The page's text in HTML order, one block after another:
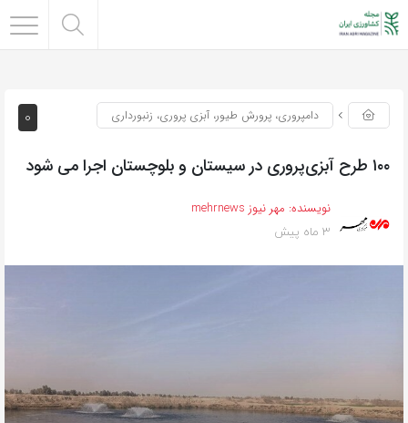
0 دامپروری، پرورش طیور، آبزی پروری، زنبورداری
۱۰۰ طرح آبزی‌پروری در سیستان‌ و بلوچستان اجرا می شود
نویسنده: مهر نیوز mehrnews
3 ماه پیش